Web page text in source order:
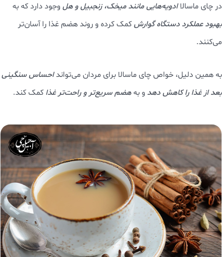
در چای ماسالاادویه‌هایی مانند میخک، زنجبیل و هل وجود دارد که به
بهبود عملکرد دستگاه گوارشکمک کرده و روند هضم غذا را آسان‌تر
می‌کنند.
به همین دلیل، خواص چای ماسالا برای مردان می‌توانداحساس سنگینی
بعد از غذا را کاهش دهد و بههضم سریع‌تر و راحت‌تر غذا کمک کند.